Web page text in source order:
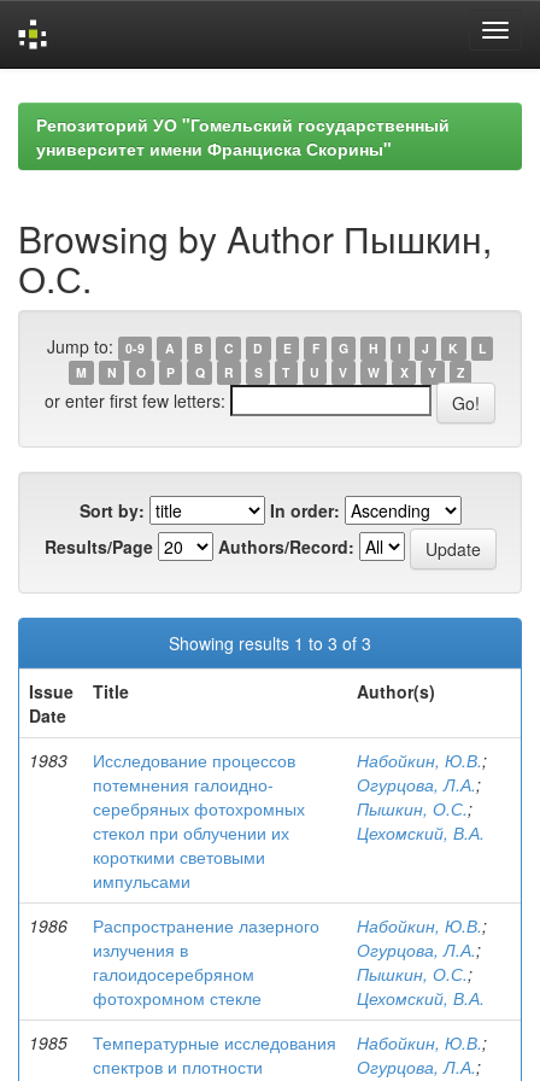
navigationРепозиторий УО "Гомельский государственный
университет имени Франциска Скорины"
Browsing by Author Пышкин,
О.С.
Jump to: 0-9 A B C D E F G H I J K
L
M
N O P Q R S T U V W X Y Z
or enter first few letters:
Sort by:
In order:
Results/Page
Authors/Record:
Showing results 1 to 3 of 3
Issue
Date
Title Author(s)
1983
Исследование процессов
потемнения галоидно-
серебряных фотохромных
стекол при облучении их
короткими световыми
импульсами
Набойкин, Ю.В.;
Огурцова, Л.А.;
Пышкин, О.С.;
Цехомский, В.А.
1986
Распространение лазерного
излучения в
галоидосеребряном
фотохромном стекле
Набойкин, Ю.В.;
Огурцова, Л.А.;
Пышкин, О.С.;
Цехомский, В.А.
1985
Температурные исследования
спектров и плотности
Набойкин, Ю.В.;
Огурцова, Л.А.;